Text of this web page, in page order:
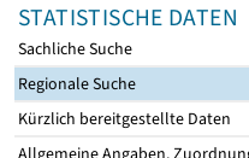
STATISTISCHE DATEN
Sachliche Suche
Regionale Suche
Kürzlich bereitgestellte Daten